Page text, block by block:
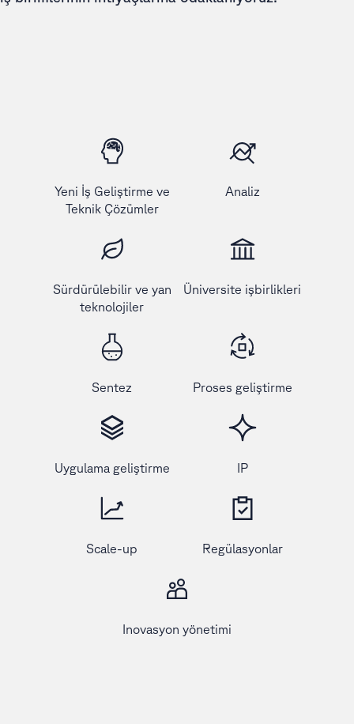
Yeni İş Geliştirme ve
Teknik Çözümler
Analiz
Sürdürülebilir ve yan
teknolojiler
Üniversite işbirlikleri
Sentez Proses geliştirme
Uygulama geliştirme IP
Scale-up Regülasyonlar
Inovasyon yönetimi